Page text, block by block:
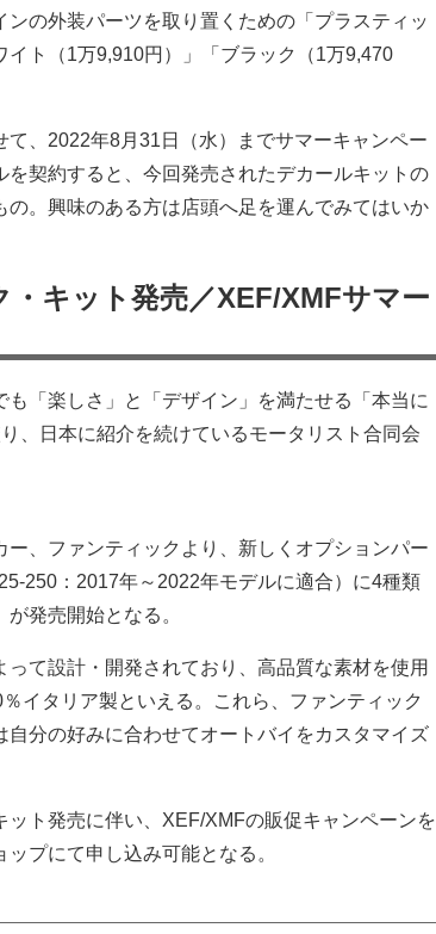
の外装パーツを取り置くための「プラスティッ
ト（1万9,910円）」「ブラック（1万9,470
、2022年8月31日（水）までサマーキャンペー
契約すると、今回発売されたデカールキットの
。興味のある方は店頭へ足を運んでみてはいか
キット発売／XEF/XMFサマー
「楽しさ」と「デザイン」を満たせる「本当に
、日本に紹介を続けているモータリスト合同会
、ファンティックより、新しくオプションパー
250：2017年～2022年モデルに適合）に4種類
発売開始となる。
て設計・開発されており、高品質な素材を使用
イタリア製といえる。これら、ファンティック
分の好みに合わせてオートバイをカスタマイズ
ト発売に伴い、XEF/XMFの販促キャンペーンを
プにて申し込み可能となる。